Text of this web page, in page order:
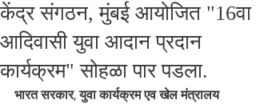
केंद्र संगठन, मुंबई आयोजित "16वा
आदिवासी युवा आदान प्रदान
कार्यक्रम" सोहळा पार पडला.
भारत सरकार, युवा कार्यक्रम एव खेल मंत्रालय